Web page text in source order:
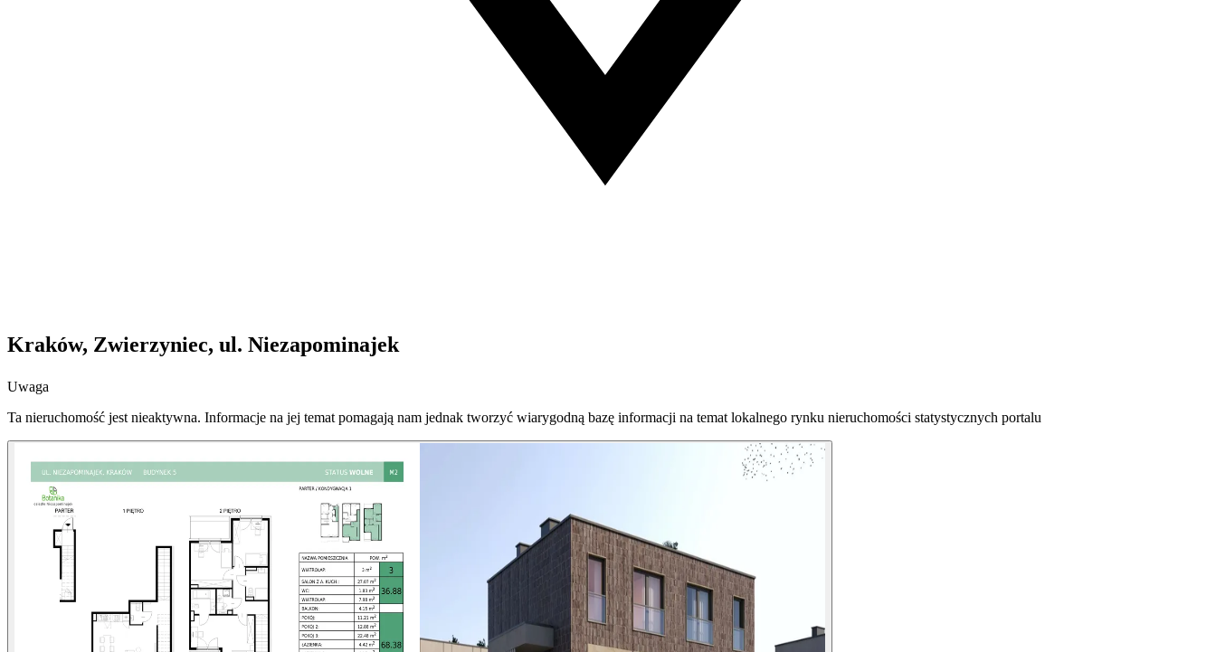
Kraków, Zwierzyniec, ul. Niezapominajek
Uwaga
Ta nieruchomość jest nieaktywna. Informacje na jej temat pomagają nam jednak tworzyć wiarygodną bazę informacji na temat lokalnego rynku nieruchomości statystycznych portalu